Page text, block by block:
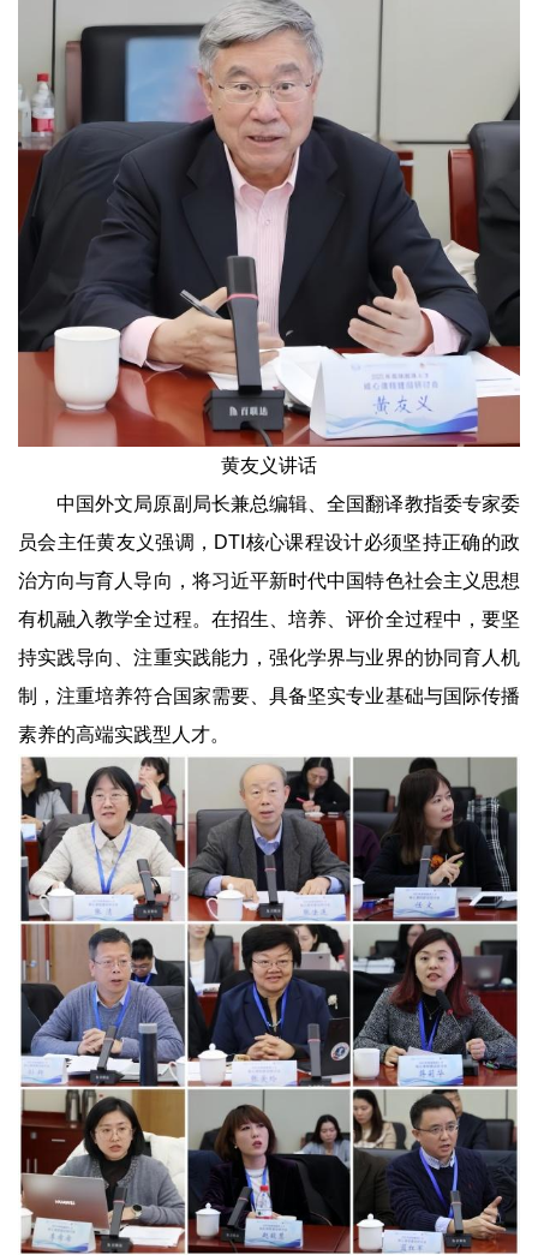
黄友义讲话
中国外文局原副局长兼总编辑、全国翻译教指委专家委
员会主任黄友义强调，DTI核心课程设计必须坚持正确的政
治方向与育人导向，将习近平新时代中国特色社会主义思想
有机融入教学全过程。在招生、培养、评价全过程中，要坚
持实践导向、注重实践能力，强化学界与业界的协同育人机
制，注重培养符合国家需要、具备坚实专业基础与国际传播
素养的高端实践型人才。